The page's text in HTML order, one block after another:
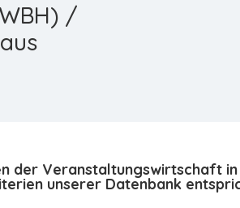
/
der Veranstaltungswirtschaft in
unserer Datenbank